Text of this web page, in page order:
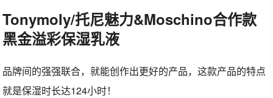
Tonymoly/托尼魅力&Moschino合作款
黑金溢彩保湿乳液
品牌间的强强联合，就能创作出更好的产品，这款产品的特点
就是保湿时长达124小时！